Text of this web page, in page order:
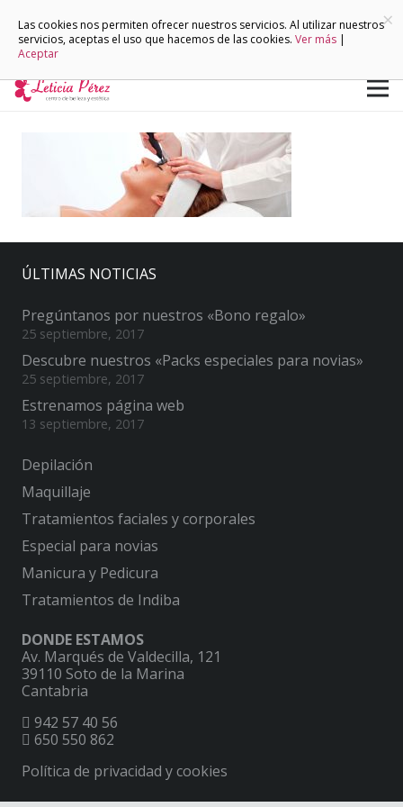
ÚLTIMAS NOTICIAS
Pregúntanos por nuestros «Bono regalo»
25 septiembre, 2017
Descubre nuestros «Packs especiales para novias»
25 septiembre, 2017
Estrenamos página web
13 septiembre, 2017
Depilación
Maquillaje
Tratamientos faciales y corporales
Especial para novias
Manicura y Pedicura
Tratamientos de Indiba
DONDE ESTAMOS
Av. Marqués de Valdecilla, 121
39110 Soto de la Marina
Cantabria
942 57 40 56
650 550 862
Política de privacidad y cookies
×
Las cookies nos permiten ofrecer nuestros servicios. Al utilizar nuestros
servicios, aceptas el uso que hacemos de las cookies. Ver más |
Aceptar